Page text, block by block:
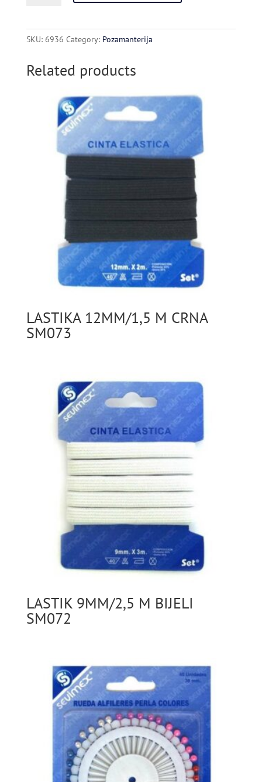
quantity
SKU: 6936 Category: Pozamanterija
Related products
LASTIKA 12MM/1,5 M CRNA
SM073
LASTIK 9MM/2,5 M BIJELI
SM072